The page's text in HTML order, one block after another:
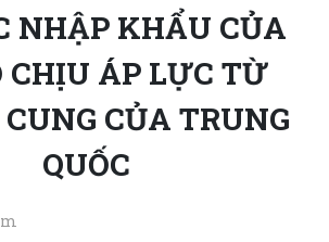
NHẬP KHẨU CỦA
CHỊU ÁP LỰC TỪ
CỦA TRUNG
QUỐC